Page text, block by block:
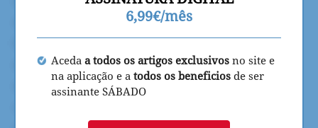
6,99€/mês
Aceda a todos os artigos exclusivos no site e
na aplicação e a todos os beneficios de ser
assinante SÁBADO